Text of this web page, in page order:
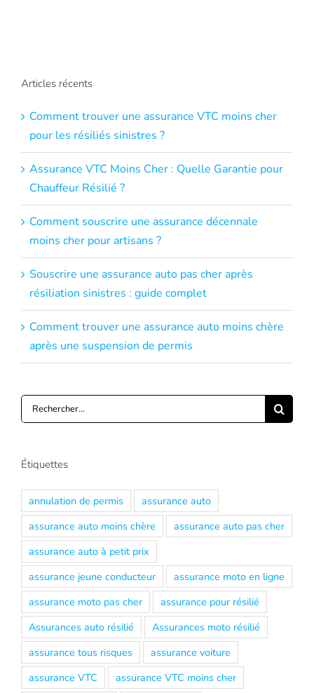
Articles récents
Comment trouver une assurance VTC moins cher
pour les résiliés sinistres ?
Assurance VTC Moins Cher : Quelle Garantie pour
Chauffeur Résilié ?
Comment souscrire une assurance décennale
moins cher pour artisans ?
Souscrire une assurance auto pas cher après
résiliation sinistres : guide complet
Comment trouver une assurance auto moins chère
après une suspension de permis
Rechercher:
Étiquettes
annulation de permis
assurance auto
assurance auto moins chère
assurance auto pas cher
assurance auto à petit prix
assurance jeune conducteur
assurance moto en ligne
assurance moto pas cher
assurance pour résilié
Assurances auto résilié
Assurances moto résilié
assurance tous risques
assurance voiture
assurance VTC
assurance VTC moins cher